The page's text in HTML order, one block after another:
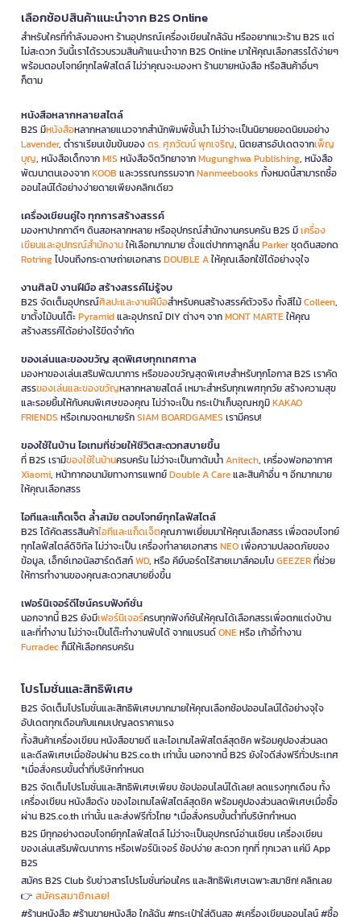
เลือกช้อปสินค้าแนะนำจาก B2S Online
สำหรับใครที่กำลังมองหา ร้านอุปกรณ์เครื่องเขียนใกล้ฉัน หรืออยากแวะร้าน B2S แต่
ไม่สะดวก วันนี้เราได้รวบรวมสินค้าแนะนำจาก B2S Online มาให้คุณเลือกสรรได้ง่ายๆ
พร้อมตอบโจทย์ทุกไลฟ์สไตล์ ไม่ว่าคุณจะมองหา ร้านขายหนังสือ หรือสินค้าอื่นๆ
ก็ตาม
หนังสือหลากหลายสไตล์
B2S มีหนังสือหลากหลายแนวจากสำนักพิมพ์ชั้นนำ ไม่ว่าจะเป็นนิยายยอดนิยมอย่าง
Lavender, ตำราเรียนเข้มข้นของดร. ศุภวัฒน์ พุกเจริญ, นิตยสารอัปเดตจากเพ็ญ
บุญ, หนังสือเด็กจากMIS หนังสือจิตวิทยาจากMugunghwa Publishing, หนังสือ
พัฒนาตนเองจากKOOB และวรรณกรรมจากNanmeebooks ทั้งหมดนี้สามารถซื้อ
ออนไลน์ได้อย่างง่ายดายเพียงคลิกเดียว
เครื่องเขียนคู่ใจ ทุกการสร้างสรรค์
มองหาปากกาดีๆ ดินสอหลากหลาย หรืออุปกรณ์สำนักงานครบครัน B2S มีเครื่อง
เขียนและอุปกรณ์สำนักงานให้เลือกมากมาย ตั้งแต่ปากกาลูกลื่นParkerชุดดินสอกด
Rotringไปจนถึงกระดาษถ่ายเอกสารDOUBLE Aให้คุณเลือกใช้ได้อย่างจุใจ
งานศิลป์ งานฝีมือ สร้างสรรค์ไม่รู้จบ
B2S จัดเต็มอุปกรณ์ศิลปะและงานฝีมือสำหรับคนสร้างสรรค์ตัวจริง ทั้งสีไม้Colleen,
ขาตั้งไม้บนโต๊ะPyramidและอุปกรณ์ DIY ต่างๆ จากMONT MARTEให้คุณ
สร้างสรรค์ได้อย่างไร้ขีดจำกัด
ของเล่นและของขวัญ สุดพิเศษทุกเทศกาล
มองหาของเล่นเสริมพัฒนาการ หรือของขวัญสุดพิเศษสำหรับทุกโอกาส B2S เราคัด
สรรของเล่นและของขวัญหลากหลายสไตล์ เหมาะสำหรับทุกเพศทุกวัย สร้างความสุข
และรอยยิ้มให้กับคนพิเศษของคุณ ไม่ว่าจะเป็น กระเป๋าเก็บอุณหภูมิKAKAO
FRIENDS หรือเกมจดหมายรักSIAM BOARDGAMES เรามีครบ!
ของใช้ในบ้าน ไอเทมที่ช่วยให้ชีวิตสะดวกสบายขึ้น
ที่ B2S เรามีของใช้ในบ้านครบครัน ไม่ว่าจะเป็นกาต้มน้ำAnitech, เครื่องฟอกอากาศ
Xiaomi, หน้ากากอนามัยทางการแพทย์Double A Careและสินค้าอื่น ๆ อีกมากมาย
ให้คุณเลือกสรร
ไอทีและแก็ดเจ็ต ล้ำสมัย ตอบโจทย์ทุกไลฟ์สไตล์
B2S ได้คัดสรรสินค้าไอทีและแก็ดเจ็ตคุณภาพเยี่ยมมาให้คุณเลือกสรร เพื่อตอบโจทย์
ทุกไลฟ์สไตล์ดิจิทัล ไม่ว่าจะเป็น เครื่องทำลายเอกสารNEOเพื่อความปลอดภัยของ
ข้อมูล, เอ็กซ์เทอนัลฮาร์ดดิสก์WD, หรือ คีย์บอร์ดไร้สายเมาส์คอมโบGEEZERที่ช่วย
ให้การทำงานของคุณสะดวกสบายยิ่งขึ้น
เฟอร์นิเจอร์ดีไซน์ครบฟังก์ชั่น
นอกจากนี้ B2S ยังมีเฟอร์นิเจอร์ครบทุกฟังก์ชันให้คุณได้เลือกสรรเพื่อตกแต่งบ้าน
และที่ทำงาน ไม่ว่าจะเป็นโต๊ะทำงานพับได้ จากแบรนด์ONEหรือ เก้าอี้ทำงาน
Furradecก็มีให้เลือกครบครัน
โปรโมชั่นและสิทธิพิเศษ
B2S จัดเต็มโปรโมชั่นและสิทธิพิเศษมากมายให้คุณเลือกช้อปออนไลน์ได้อย่างจุใจ
อัปเดตทุกเดือนกับแคมเปญลดราคาแรง
ทั้งสินค้าเครื่องเขียน หนังสือขายดี และไอเทมไลฟ์สไตล์สุดชิค พร้อมคูปองส่วนลด
และดีลพิเศษเมื่อช้อปผ่าน B2S.co.th เท่านั้น นอกจากนี้ B2S ยังใจดีส่งฟรีทั่วประเทศ
*เมื่อสั่งครบขั้นต่ำที่บริษัทกำหนด
B2S จัดเต็มโปรโมชั่นและสิทธิพิเศษเพียบ ช้อปออนไลน์ได้เลย! ลดแรงทุกเดือน ทั้ง
เครื่องเขียน หนังสือดัง ของไอเทมไลฟ์สไตล์สุดชิค พร้อมคูปองส่วนลดพิเศษเมื่อซื้อ
ผ่าน B2S.co.th เท่านั้น และส่งฟรีทั่วไทย *เมื่อสั่งครบขั้นต่ำที่บริษัทกำหนด
B2S มีทุกอย่างตอบโจทย์ทุกไลฟ์สไตล์ ไม่ว่าจะเป็นอุปกรณ์อ่านเขียน เครื่องเขียน
ของเล่นเสริมพัฒนาการ หรือเฟอร์นิเจอร์ ช้อปง่าย สะดวก ทุกที่ ทุกเวลา แค่มี App
B2S
สมัคร B2S Club รับข่าวสารโปรโมชั่นก่อนใคร และสิทธิพิเศษเฉพาะสมาชิก! คลิกเลย
👉 สมัครสมาชิกเลย!
#ร้านหนังสือ #ร้านขายหนังสือ ใกล้ฉัน #กระเป๋าใส่ดินสอ #เครื่องเขียนออนไลน์ #ซื้อ